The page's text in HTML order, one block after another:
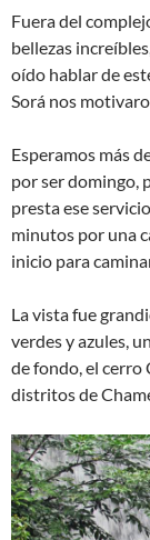
Fuera del
bellezas
oído hablar de
Sorá nos
Esperamos más
por ser domingo,
presta ese
minutos por una
inicio para
La vista fue
verdes y azules,
de fondo, el cerro
distritos de